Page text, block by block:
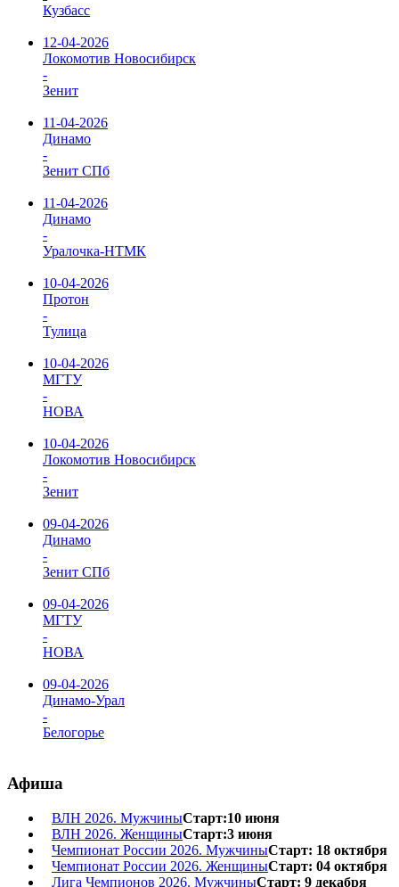
Кузбасс
12-04-2026
Локомотив Новосибирск
-
Зенит
11-04-2026
Динамо
-
Зенит СПб
11-04-2026
Динамо
-
Уралочка-НТМК
10-04-2026
Протон
-
Тулица
10-04-2026
МГТУ
-
НОВА
10-04-2026
Локомотив Новосибирск
-
Зенит
09-04-2026
Динамо
-
Зенит СПб
09-04-2026
МГТУ
-
НОВА
09-04-2026
Динамо-Урал
-
Белогорье
Афиша
ВЛН 2026. МужчиныСтарт:10 июня
ВЛН 2026. ЖенщиныСтарт:3 июня
Чемпионат России 2026. МужчиныСтарт: 18 октября
Чемпионат России 2026. ЖенщиныСтарт: 04 октября
Лига Чемпионов 2026. МужчиныСтарт: 9 декабря